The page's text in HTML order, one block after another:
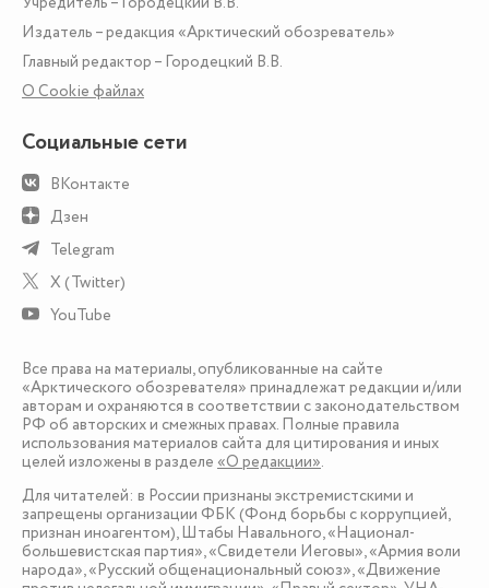
Издатель – редакция «Арктический обозреватель»
Главный редактор – Городецкий В.В.
О Сookie файлах
Социальные сети
ВКонтакте
Дзен
Telegram
X (Twitter)
YouTube
Все права на материалы, опубликованные на сайте
«Арктического обозревателя» принадлежат редакции и/или
авторам и охраняются в соответствии с законодательством
РФ об авторских и смежных правах. Полные правила
использования материалов сайта для цитирования и иных
целей изложены в разделе «О редакции».
Для читателей: в России признаны экстремистскими и
запрещены организации ФБК (Фонд борьбы с коррупцией,
признан иноагентом), Штабы Навального, «Национал-
большевистская партия», «Свидетели Иеговы», «Армия воли
народа», «Русский общенациональный союз», «Движение